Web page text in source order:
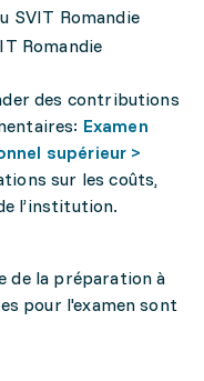
SVIT Romandie
Romandie
des contributions
Examen
supérieur >
sur les coûts,
l’institution.
de la préparation à
pour l'examen sont